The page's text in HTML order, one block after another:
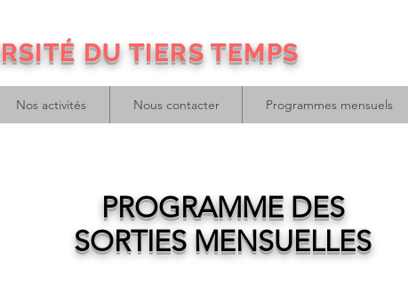
DU TIERS TEMPS
Nos activités Nous contacter Programmes mensuels
PROGRAMME DES
SORTIES MENSUELLES